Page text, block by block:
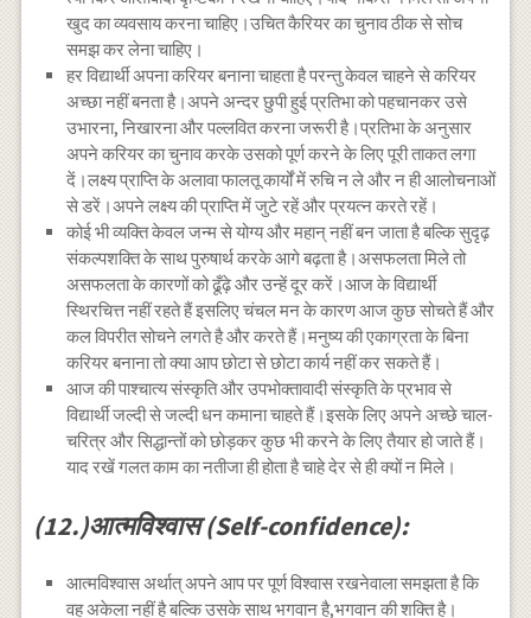
खुद का व्यवसाय करना चाहिए।उचित कैरियर का चुनाव ठीक से सोच
समझ कर लेना चाहिए।
हर विद्यार्थी अपना करियर बनाना चाहता है परन्तु केवल चाहने से करियर
अच्छा नहीं बनता है।अपने अन्दर छुपी हुई प्रतिभा को पहचानकर उसे
उभारना, निखारना और पल्लवित करना जरूरी है।प्रतिभा के अनुसार
अपने करियर का चुनाव करके उसको पूर्ण करने के लिए पूरी ताकत लगा
दें।लक्ष्य प्राप्ति के अलावा फालतू कार्यों में रुचि न ले और न ही आलोचनाओं
से डरें।अपने लक्ष्य की प्राप्ति में जुटे रहें और प्रयत्न करते रहें।
कोई भी व्यक्ति केवल जन्म से योग्य और महान् नहीं बन जाता है बल्कि सुदृढ़
संकल्पशक्ति के साथ पुरुषार्थ करके आगे बढ़ता है।असफलता मिले तो
असफलता के कारणों को ढूँढ़े और उन्हें दूर करें।आज के विद्यार्थी
स्थिरचित्त नहीं रहते हैं इसलिए चंचल मन के कारण आज कुछ सोचते हैं और
कल विपरीत सोचने लगते है और करते हैं।मनुष्य की एकाग्रता के बिना
करियर बनाना तो क्या आप छोटा से छोटा कार्य नहीं कर सकते हैं।
आज की पाश्चात्य संस्कृति और उपभोक्तावादी संस्कृति के प्रभाव से
विद्यार्थी जल्दी से जल्दी धन कमाना चाहते हैं।इसके लिए अपने अच्छे चाल-
चरित्र और सिद्धान्तों को छोड़कर कुछ भी करने के लिए तैयार हो जाते हैं।
याद रखें गलत काम का नतीजा ही होता है चाहे देर से ही क्यों न मिले।
(12.)आत्मविश्वास (Self-confidence):
आत्मविश्वास अर्थात् अपने आप पर पूर्ण विश्वास रखनेवाला समझता है कि
वह अकेला नहीं है बल्कि उसके साथ भगवान है,भगवान की शक्ति है।